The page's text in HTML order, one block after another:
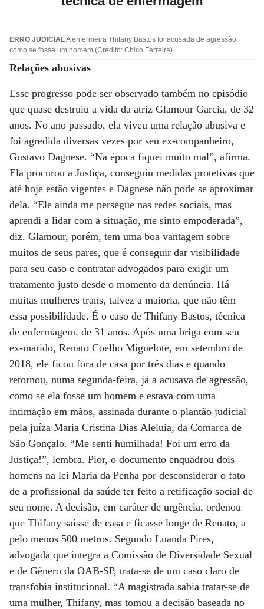
ERRO JUDICIALA enfermeira Thifany Bastos foi acusada de agressão
como se fosse um homem (Crédito: Chico Ferreira)
Relações abusivas
Esse progresso pode ser observado também no episódio
que quase destruiu a vida da atriz Glamour Garcia, de 32
anos. No ano passado, ela viveu uma relação abusiva e
foi agredida diversas vezes por seu ex-companheiro,
Gustavo Dagnese. “Na época fiquei muito mal”, afirma.
Ela procurou a Justiça, conseguiu medidas protetivas que
até hoje estão vigentes e Dagnese não pode se aproximar
dela. “Ele ainda me persegue nas redes sociais, mas
aprendi a lidar com a situação, me sinto empoderada”,
diz. Glamour, porém, tem uma boa vantagem sobre
muitos de seus pares, que é conseguir dar visibilidade
para seu caso e contratar advogados para exigir um
tratamento justo desde o momento da denúncia. Há
muitas mulheres trans, talvez a maioria, que não têm
essa possibilidade. É o caso de Thifany Bastos, técnica
de enfermagem, de 31 anos. Após uma briga com seu
ex-marido, Renato Coelho Miguelote, em setembro de
2018, ele ficou fora de casa por três dias e quando
retornou, numa segunda-feira, já a acusava de agressão,
como se ela fosse um homem e estava com uma
intimação em mãos, assinada durante o plantão judicial
pela juíza Maria Cristina Dias Aleluia, da Comarca de
São Gonçalo. “Me senti humilhada! Foi um erro da
Justiça!”, lembra. Pior, o documento enquadrou dois
homens na lei Maria da Penha por desconsiderar o fato
de a profissional da saúde ter feito a retificação social de
seu nome. A decisão, em caráter de urgência, ordenou
que Thifany saísse de casa e ficasse longe de Renato, a
pelo menos 500 metros. Segundo Luanda Pires,
advogada que integra a Comissão de Diversidade Sexual
e de Gênero da OAB-SP, trata-se de um caso claro de
transfobia institucional. “A magistrada sabia tratar-se de
uma mulher, Thifany, mas tomou a decisão baseada no